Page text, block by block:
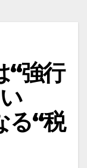
“強行
い
る“税